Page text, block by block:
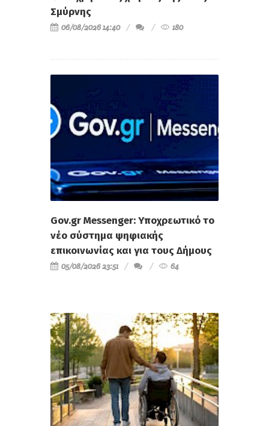
Σμύρνης
06/08/2026 14:40 180
Gov.gr Messenger: Υποχρεωτικό το
νέο σύστημα ψηφιακής
επικοινωνίας και για τους Δήμους
05/08/2026 23:51 64